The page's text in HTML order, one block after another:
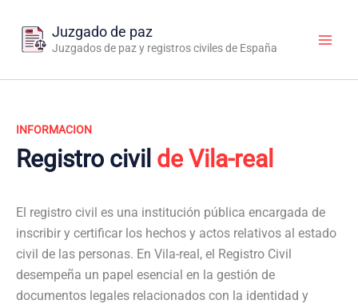
contenido
Juzgado de paz
Juzgados de paz y registros civiles de España
INFORMACION
Registro civil de Vila-real
El registro civil es una institución pública encargada de
inscribir y certificar los hechos y actos relativos al estado
civil de las personas. En Vila-real, el Registro Civil
desempeña un papel esencial en la gestión de
documentos legales relacionados con la identidad y